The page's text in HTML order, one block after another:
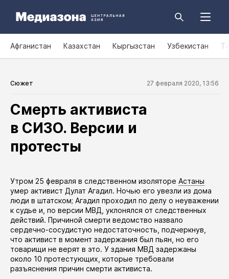
Афганистан Казахстан Кыргызстан Узбекистан
Сюжет 27 февраля 2020, 13:56
Смерть активиста
в СИЗО. Версии и
протесты
​Утром 25 февраля в следственном изоляторе Астаны
умер активист Дулат Агадил. Ночью его увезли из дома
люди в штатском; Агадил проходил по делу о неуважении
к судье и, по версии МВД, уклонялся от следственных
действий. Причиной смерти ведомство назвало
сердечно-сосудистую недостаточность, подчеркнув,
что активист в момент задержания был пьян, но его
товарищи не верят в это. У здания МВД задержаны
около 10 протестующих, которые требовали
разъяснения причин смерти активиста.